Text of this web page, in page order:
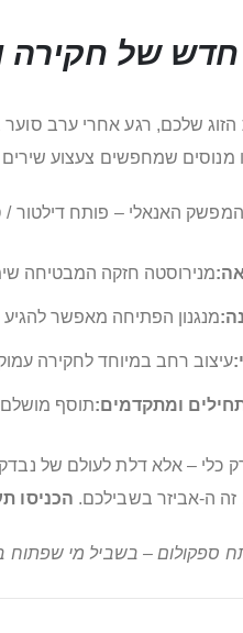
חדש של חקירה
הזוג שלכם, רגע אחרי ערב
מנוסים שמחפשים צעצוע
האנאלי – פותח דילטור / ספקולום
מנירוסטה חזקה המבטיחה
מנגנון הפתיחה מאפשר
עיצוב רחב במיוחד לחקירה
ומתקדמים:תוסף מושלם
כלי – אלא דלת לעולם של
זה ה-אביזר בשבילכם. הכניסו
ספקולום – בשביל מי שפתוח